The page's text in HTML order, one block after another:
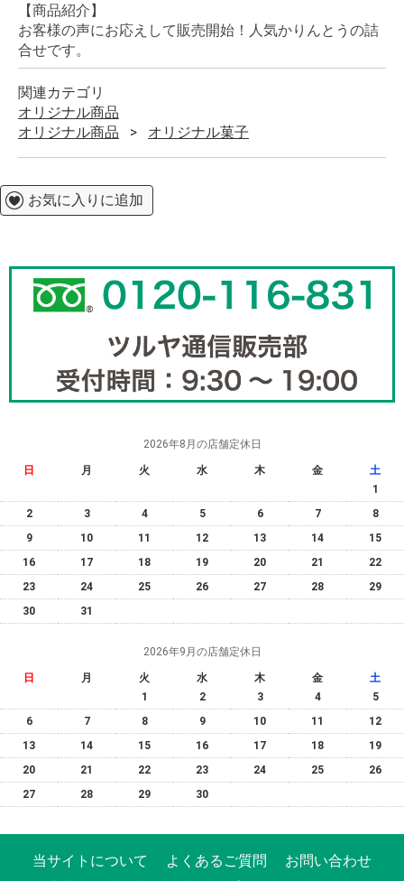
【商品紹介】
お客様の声にお応えして販売開始！人気かりんとうの詰
合せです。
関連カテゴリ
オリジナル商品
オリジナル商品
オリジナル菓子
お気に入りに追加
2026年8月の店舗定休日
日 月 火 水 木 金
土
1
2
3 4 5 6 7
8
9
10 11 12 13 14
15
16
17 18 19 20 21
22
23
24 25 26 27 28
29
30
31
2026年9月の店舗定休日
日 月 火 水 木 金
土
1
2 3 4
5
6
7 8 9 10 11
12
13
14 15 16 17 18
19
20
21 22 23 24 25
26
27
28 29 30
当サイトについて よくあるご質問
お問い合わせ